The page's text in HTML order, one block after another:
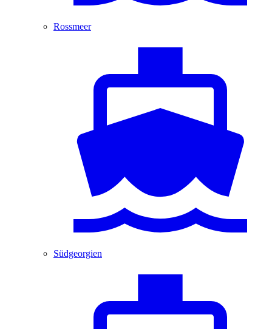
Rossmeer
Südgeorgien